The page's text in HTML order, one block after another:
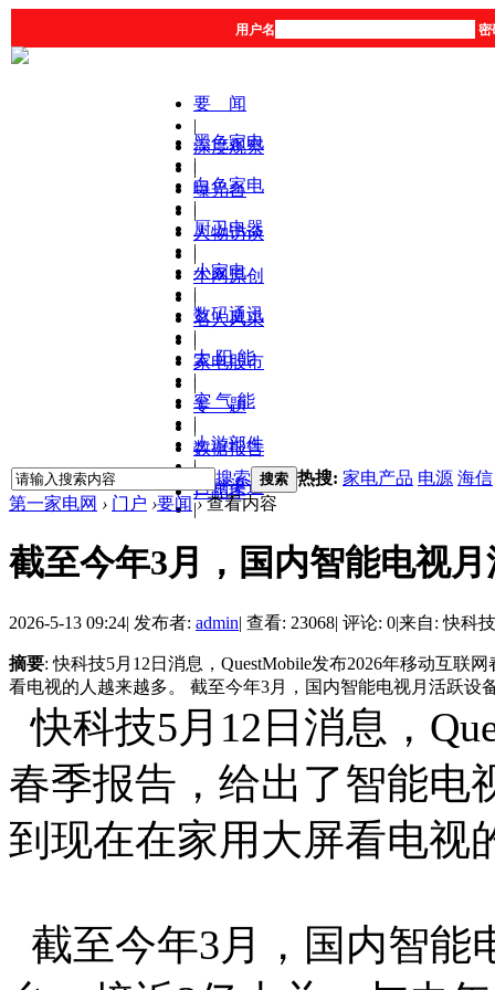
用户名 密
要 闻
|
深度观察
|
曝光台
|
人物访谈
|
本网原创
|
名人风采
|
家电股市
|
专 题
|
数据报告
|
产品库
黑色家电
|
白色家电
|
厨卫电器
|
小家电
|
数码通讯
|
太 阳 能
|
空 气 能
|
上游部件
|
营销渠道
|
搜索 搜索 热搜: 家电产品 电源 海信
第一家电网 › 门户 ›要闻 ›查看内容
截至今年3月，国内智能电视
2026-5-13 09:24| 发布者: admin| 查看: 23068| 评论: 0|来自: 快科技
摘要: 快科技5月12日消息，QuestMobile发布2026年移动互联
看电视的人越来越多。 截至今年3月，国内智能电视月活跃设
快科技5月12日消息，
春季报告，给出了智能电
到现在在家用大屏看电视
截至今年3月，国内智能